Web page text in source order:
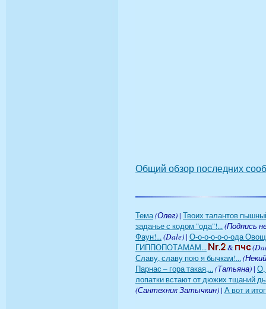
Общий обзор последних
Тема(Олег)| Твоих талантов
заданье с кодом "ода"!...(Подпись
Фаун!...(Dale)| О-о-о-о-о-о-ода
ГИППОПОТАМАМ...
&
Славу, славу пою я бычкам!...
Парнас – гора такая,...(Татьяна)| О,
лопатки встают от дюжих тщаний
(Сантехник Затычкин)| А вот и